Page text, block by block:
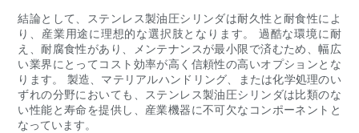
結論として、ステンレス製油圧シリンダは耐久性と耐食性によ
り、産業用途に理想的な選択肢となります。 過酷な環境に耐
え、耐腐食性があり、メンテナンスが最小限で済むため、幅広
い業界にとってコスト効率が高く信頼性の高いオプションとな
ります。 製造、マテリアルハンドリング、または化学処理のい
ずれの分野においても、ステンレス製油圧シリンダは比類のな
い性能と寿命を提供し、産業機器に不可欠なコンポーネントと
なっています。